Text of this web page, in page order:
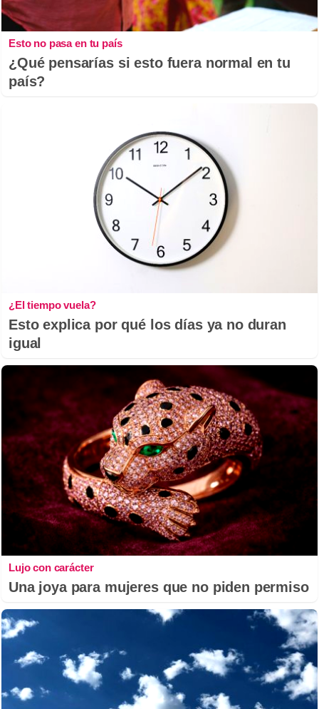
Esto no pasa en tu país
¿Qué pensarías si esto fuera normal en tu
país?
¿El tiempo vuela?
Esto explica por qué los días ya no duran
igual
Lujo con carácter
Una joya para mujeres que no piden permiso